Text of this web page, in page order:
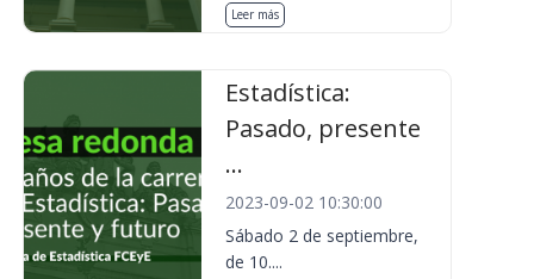
Leer más
Estadística:
Pasado, presente
...
2023-09-02 10:30:00
Sábado 2 de septiembre,
de 10....